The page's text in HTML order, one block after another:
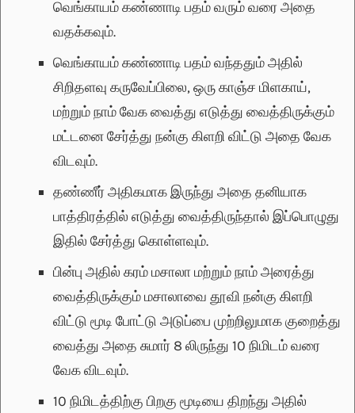
வெங்காயம் கண்ணாடி பதம் வரும் வரை அதை
வதக்கவும்.
வெங்காயம் கண்ணாடி பதம் வந்ததும் அதில்
சிறிதளவு கருவேப்பிலை, ஒரு காஞ்ச மிளகாய்,
மற்றும் நாம் வேக வைத்து எடுத்து வைத்திருக்கும்
மட்டனை சேர்த்து நன்கு கிளறி விட்டு அதை வேக
விடவும்.
தண்ணீர் அதிகமாக இருந்து அதை தனியாக
பாத்திரத்தில் எடுத்து வைத்திருந்தால் இப்பொழுது
இதில் சேர்த்து கொள்ளவும்.
பின்பு அதில் கரம் மசாலா மற்றும் நாம் அரைத்து
வைத்திருக்கும் மசாலாவை தூவி நன்கு கிளறி
விட்டு மூடி போட்டு அடுப்பை முற்றிலுமாக குறைத்து
வைத்து அதை சுமார் 8 லிருந்து 10 நிமிடம் வரை
வேக விடவும்.
10 நிமிடத்திற்கு பிறகு மூடியை திறந்து அதில்